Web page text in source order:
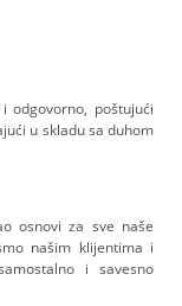
odgovorno, poštujući
u skladu sa duhom
osnovi za sve naše
našim klijentima i
i savesno